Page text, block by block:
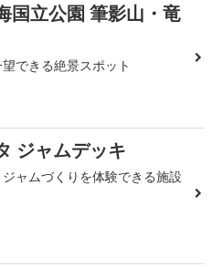
国立公園 筆影山・竜
できる絶景スポット
ジャムデッキ
ャムづくりを体験できる施設